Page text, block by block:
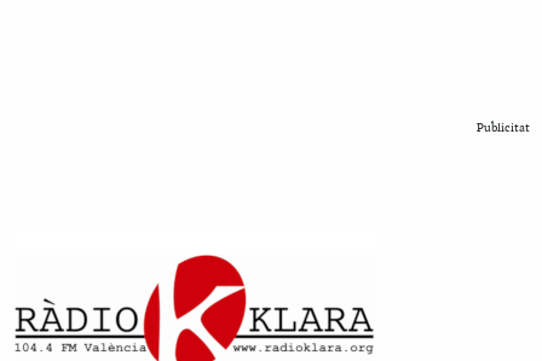
Publicitat